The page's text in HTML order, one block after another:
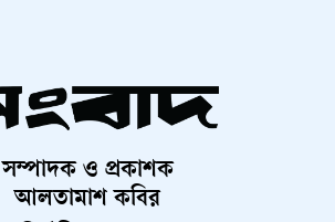
সম্পাদক ও প্রকাশক
আলতামাশ কবির